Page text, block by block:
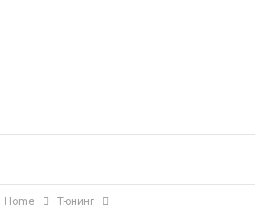
Home Тюнинг